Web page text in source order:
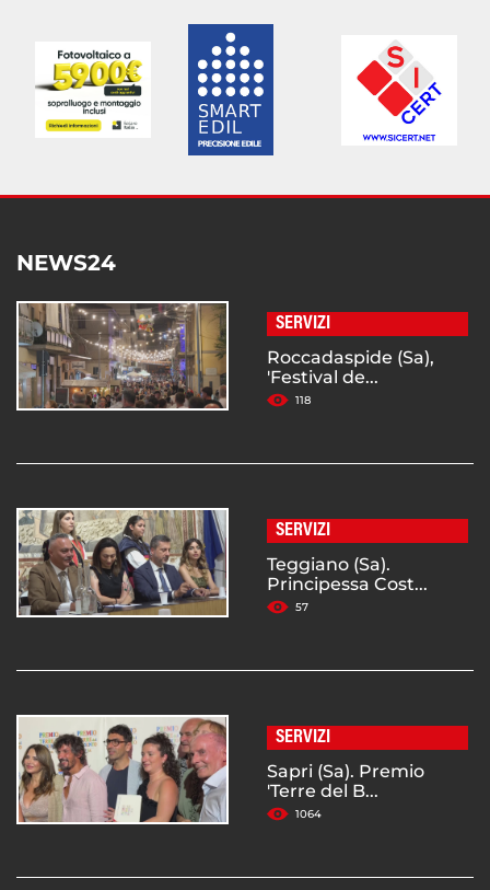
NEWS24
SERVIZI
Roccadaspide (Sa),
'Festival de...
118
SERVIZI
Teggiano (Sa).
Principessa Cost...
57
SERVIZI
Sapri (Sa). Premio
'Terre del B...
1064